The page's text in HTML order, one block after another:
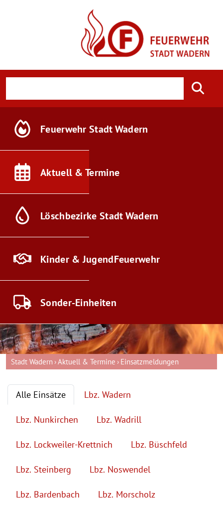
Feuerwehr Stadt Wadern
Aktuell & Termine
Löschbezirke Stadt Wadern
Kinder & JugendFeuerwehr
Sonder-Einheiten
Stadt Wadern Aktuell & Termine Einsatzmeldungen
Alle Einsätze Lbz. Wadern
Lbz. Nunkirchen Lbz. Wadrill
Lbz. Lockweiler-Krettnich Lbz. Büschfeld
Lbz. Steinberg Lbz. Noswendel
Lbz. Bardenbach Lbz. Morscholz